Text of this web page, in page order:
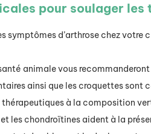
pour soulager
symptômes d’arthrose chez
animale vous
ainsi que les croquettes sont
à la composition
les chondroïtines aident à la